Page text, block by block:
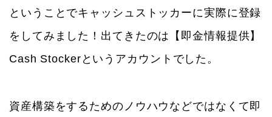
ということでキャッシュストッカーに実際に登録
をしてみました！出てきたのは【即金情報提供】
Cash Stockerというアカウントでした。
資産構築をするためのノウハウなどではなくて即